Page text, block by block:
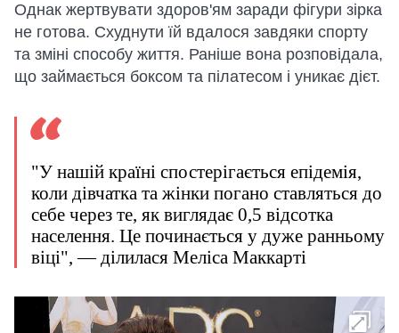
Однак жертвувати здоров'ям заради фігури зірка
не готова. Схуднути їй вдалося завдяки спорту
та зміні способу життя. Раніше вона розповідала,
що займається боксом та пілатесом і уникає дієт.
"У нашій країні спостерігається епідемія,
коли дівчатка та жінки погано ставляться до
себе через те, як виглядає 0,5 відсотка
населення. Це починається у дуже ранньому
віці", — ділилася Меліса Маккарті